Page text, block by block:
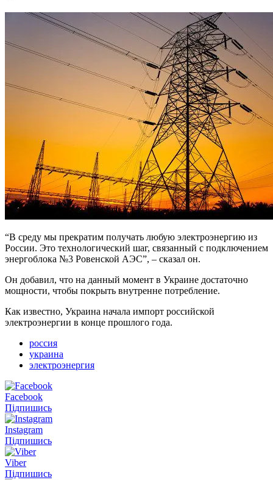
“В среду мы прекратим получать любую электроэнергию из
России. Это технологический шаг, связанный с подключением
энергоблока №3 Ровенской АЭС”, – сказал он.
Он добавил, что на данный момент в Украине достаточно
мощности, чтобы покрыть внутренне потребление.
Как известно, Украина начала импорт российской
электроэнергии в конце прошлого года.
россия
украина
электроэнергия
Facebook
Підпишись
Instagram
Підпишись
Viber
Підпишись